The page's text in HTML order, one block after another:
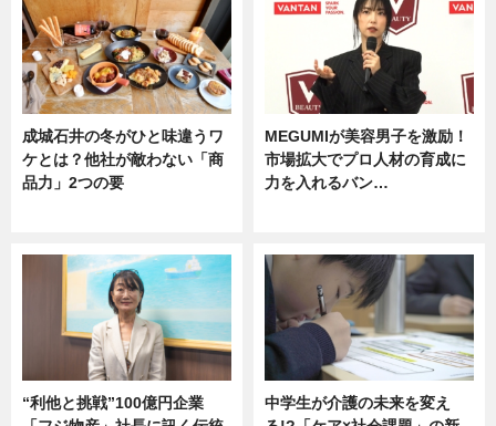
成城石井の冬がひと味違うワ
ケとは？他社が敵わない「商
品力」2つの要
MEGUMIが美容男子を激励！
市場拡大でプロ人材の育成に
力を入れるバン…
“利他と挑戦”100億円企業
中学生が介護の未来を変え